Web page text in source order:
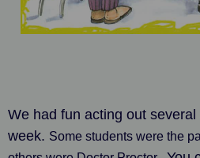
We had fun acting out
week. Some students were the